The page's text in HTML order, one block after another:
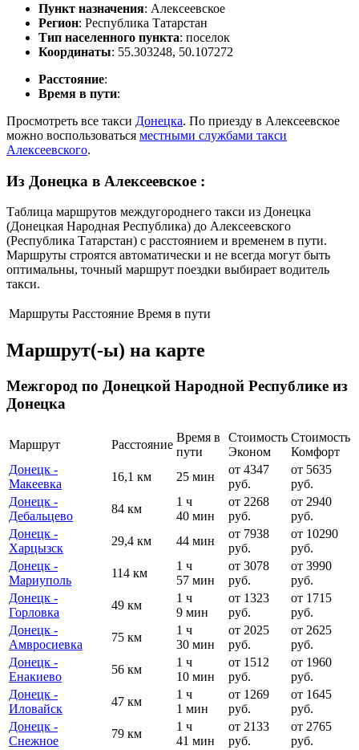
Пункт назначения: Алексеевское
Регион: Республика Татарстан
Тип населенного пункта: поселок
Координаты: 55.303248, 50.107272
Расстояние:
Время в пути:
Просмотреть все такси Донецка. По приезду в Алексеевское
можно воспользоваться местными службами такси
Алексеевского.
Из Донецка в Алексеевское :
Таблица маршрутов междугороднего такси из Донецка
(Донецкая Народная Республика) до Алексеевского
(Республика Татарстан) с расстоянием и временем в пути.
Маршруты строятся автоматически и не всегда могут быть
оптимальны, точный маршрут поездки выбирает водитель
такси.
Маршруты Расстояние Время в пути
Маршрут(-ы) на карте
Межгород по Донецкой Народной Республике из
Донецка
Маршрут Расстояние
Время в
пути
Стоимость
Эконом
Стоимость
Комфорт
Донецк -
Макеевка
16,1 км 25 мин
от 4347
руб.
от 5635
руб.
Донецк -
Дебальцево
84 км
1 ч
40 мин
от 2268
руб.
от 2940
руб.
Донецк -
Харцызск
29,4 км 44 мин
от 7938
руб.
от 10290
руб.
Донецк -
Мариуполь
114 км
1 ч
57 мин
от 3078
руб.
от 3990
руб.
Донецк -
Горловка
49 км
1 ч
9 мин
от 1323
руб.
от 1715
руб.
Донецк -
Амвросиевка
75 км
1 ч
30 мин
от 2025
руб.
от 2625
руб.
Донецк -
Енакиево
56 км
1 ч
10 мин
от 1512
руб.
от 1960
руб.
Донецк -
Иловайск
47 км
1 ч
1 мин
от 1269
руб.
от 1645
руб.
Донецк -
Снежное
79 км
1 ч
41 мин
от 2133
руб.
от 2765
руб.